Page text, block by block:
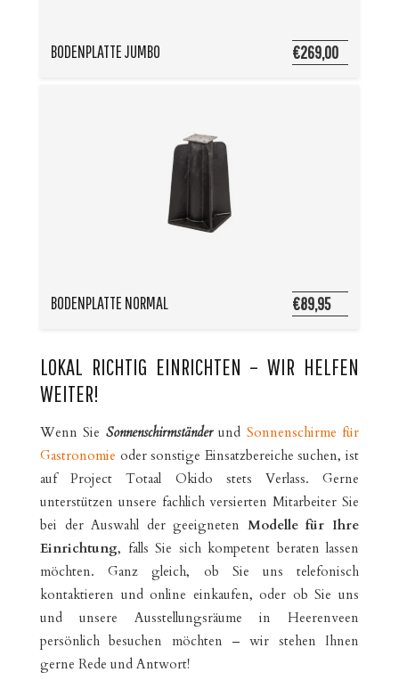
BODENPLATTE JUMBO €269,00
BODENPLATTE NORMAL €89,95
LOKAL RICHTIG EINRICHTEN – WIR HELFEN
WEITER!
Wenn Sie Sonnenschirmständerund Sonnenschirme für
Gastronomie oder sonstige Einsatzbereiche suchen, ist
auf Project Totaal Okido stets Verlass. Gerne
unterstützen unsere fachlich versierten Mitarbeiter Sie
bei der Auswahl der geeigneten Modelle für Ihre
Einrichtung, falls Sie sich kompetent beraten lassen
möchten. Ganz gleich, ob Sie uns telefonisch
kontaktieren und online einkaufen, oder ob Sie uns
und unsere Ausstellungsräume in Heerenveen
persönlich besuchen möchten – wir stehen Ihnen
gerne Rede und Antwort!